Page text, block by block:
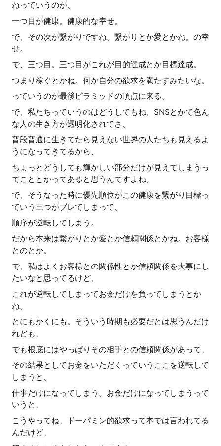
ねっていうのが、
一つ目が健康。健康的な幸せ。
で、その次が繋がりですね。繋がりとか愛とかね。の幸
せ。
で、三つ目。三つ目がこれが目的達成とか目標達成。
つまり稼ぐとかね。何か自分の欲求を満たすみたいな。
っていうのが最後ピラミッドの頂点に来る。
で、私たちっていうのはどうしてもね、SNSとかで色ん
な人の生き方が透明化されてさ、
普段普通に生きてたら見えない世界の人たちも見えるよ
うになってきてるから、
ちょっとどうしても輝かしい部分だけが見えてしまうっ
てこととかってあると思うんですよね。
で、そうなった時に優先順位がこの健康を繋がり目標っ
ていう三つがブレてしまって、
順序が逆転してしまう。
だから本来は繋がりとか愛とか信頼関係とかね。お客様
とのとか。
で、私はよくお客様との関係性とか信頼関係を大事にし
たいなと思ってるけど、
これが逆転してしまってお金だけを負ってしまうとか
ね。
とにもかくにも。そういう時期も必要だとは思うんだけ
れども、
でも根底にはやっぱりその相手との信頼関係があって、
その結果としてお金をいただくっていうここを逆転して
しまうと、
仕事だけになってしまう。お金だけになってしまうって
いうと、
こうやってね、ドーパミン的欲求って本では言われてる
んだけど、